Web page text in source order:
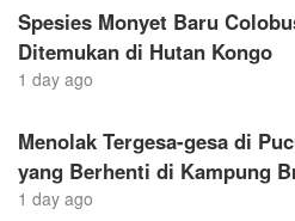
Spesies Monyet Baru
Ditemukan di Hutan Kongo
1 day ago
Menolak Tergesa-gesa di
yang Berhenti di Kampung
1 day ago